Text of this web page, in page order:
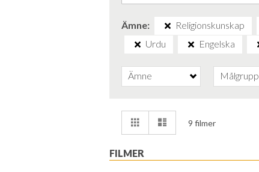
Ämne Religionskunskap
Urdu
Engelska
Ämne Målgrupp
Visa
som
Rutnät 9 filmer
FILMER